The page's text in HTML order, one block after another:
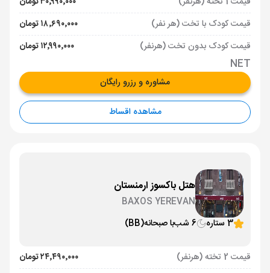
قیمت کودک با تخت (هر نفر)
۱۸٬۶۹۰٬۰۰۰ تومان
قیمت کودک بدون تخت (هرنفر)
۱۲٬۹۹۰٬۰۰۰ تومان
NET
مشاوره و رزرو رایگان
مشاهده اقساط
هتل باکسوز ارمنستان
BAXOS YEREVAN
3 ستاره
6 شب با صبحانه(BB)
قیمت 2 تخته (هرنفر)
۲۴٬۴۹۰٬۰۰۰ تومان